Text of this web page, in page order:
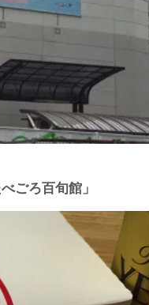
ごろ百旬館」